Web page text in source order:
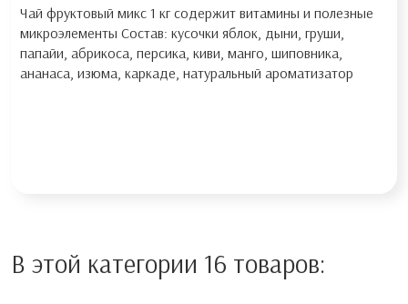
Чай фруктовый микс 1 кг содержит витамины и полезные
микроэлементы Состав: кусочки яблок, дыни, груши,
папайи, абрикоса, персика, киви, манго, шиповника,
ананаса, изюма, каркаде, натуральный ароматизатор
В этой категории 16 товаров: